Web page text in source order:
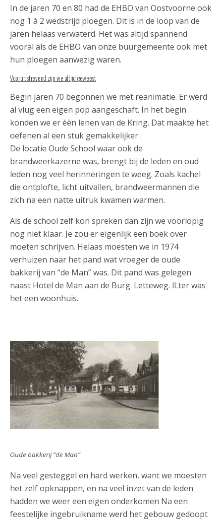
In de jaren 70 en 80 had de EHBO van Oostvoorne ook
nog 1 à 2 wedstrijd ploegen. Dit is in de loop van de
jaren helaas verwaterd. Het was altijd spannend
vooral als de EHBO van onze buurgemeente ook met
hun ploegen aanwezig waren.
Vooruitstrevend zijn we altijd geweest
Begin jaren 70 begonnen we met reanimatie. Er werd
al vlug een eigen pop aangeschaft. In het begin
konden we er èèn lenen van de Kring. Dat maakte het
oefenen al een stuk gemakkelijker .
De locatie Oude School waar ook de
brandweerkazerne was, brengt bij de leden en oud
leden nog veel herinneringen te weeg. Zoals kachel
die ontplofte, licht uitvallen, brandweermannen die
zich na een natte uitruk kwamen warmen.
Als de school zelf kon spreken dan zijn we voorlopig
nog niet klaar. Je zou er eigenlijk een boek over
moeten schrijven. Helaas moesten we in 1974
verhuizen naar het pand wat vroeger de oude
bakkerij van “de Man” was. Dit pand was gelegen
naast Hotel de Man aan de Burg. Letteweg. lLter was
het een woonhuis.
Oude bakkerij “de Man”
Na veel gesteggel en hard werken, want we moesten
het zelf opknappen, en na veel inzet van de leden
hadden we weer een eigen onderkomen Na een
feestelijke ingebruikname werd het gebouw gedoopt